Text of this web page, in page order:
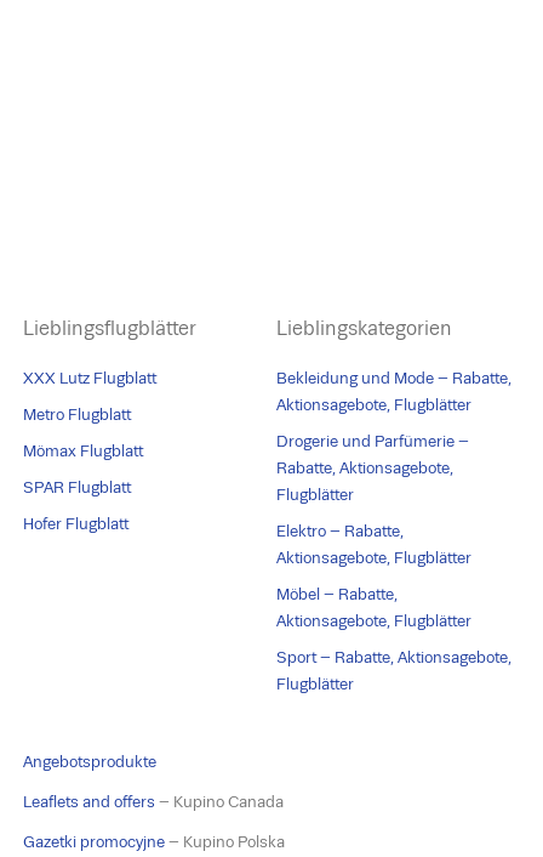
Lieblingsflugblätter
XXX Lutz Flugblatt
Metro Flugblatt
Mömax Flugblatt
SPAR Flugblatt
Hofer Flugblatt
Lieblingskategorien
Bekleidung und Mode – Rabatte,
Aktionsagebote, Flugblätter
Drogerie und Parfümerie –
Rabatte, Aktionsagebote,
Flugblätter
Elektro – Rabatte,
Aktionsagebote, Flugblätter
Möbel – Rabatte,
Aktionsagebote, Flugblätter
Sport – Rabatte, Aktionsagebote,
Flugblätter
Angebotsprodukte
Leaflets and offers – Kupino Canada
Gazetki promocyjne – Kupino Polska